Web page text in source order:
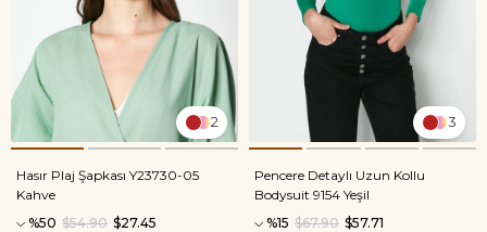
2
Hasır Plaj Şapkası Y23730-05
Kahve
%50
$27.45
$54.90
3
Pencere Detaylı Uzun Kollu
Bodysuit 9154 Yeşil
%15
$57.71
$67.90